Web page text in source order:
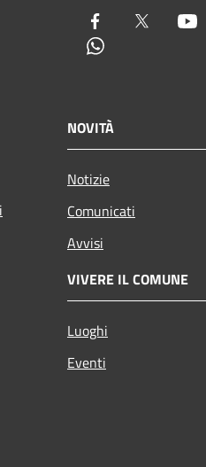
Facebook Twitter
NOVITÀ
Notizie
Comunicati
Avvisi
VIVERE IL COMUNE
Luoghi
Eventi